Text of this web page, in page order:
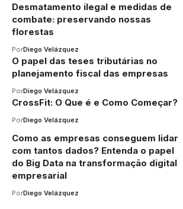
Desmatamento ilegal e medidas de
combate: preservando nossas
florestas
PorDiego Velázquez
O papel das teses tributárias no
planejamento fiscal das empresas
PorDiego Velázquez
CrossFit: O Que é e Como Começar?
PorDiego Velázquez
Como as empresas conseguem lidar
com tantos dados? Entenda o papel
do Big Data na transformação digital
empresarial
PorDiego Velázquez